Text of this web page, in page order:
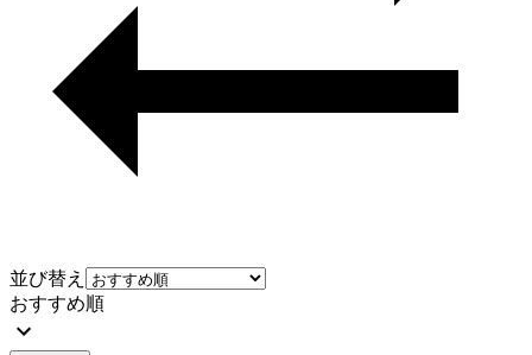
並び替え
おすすめ順